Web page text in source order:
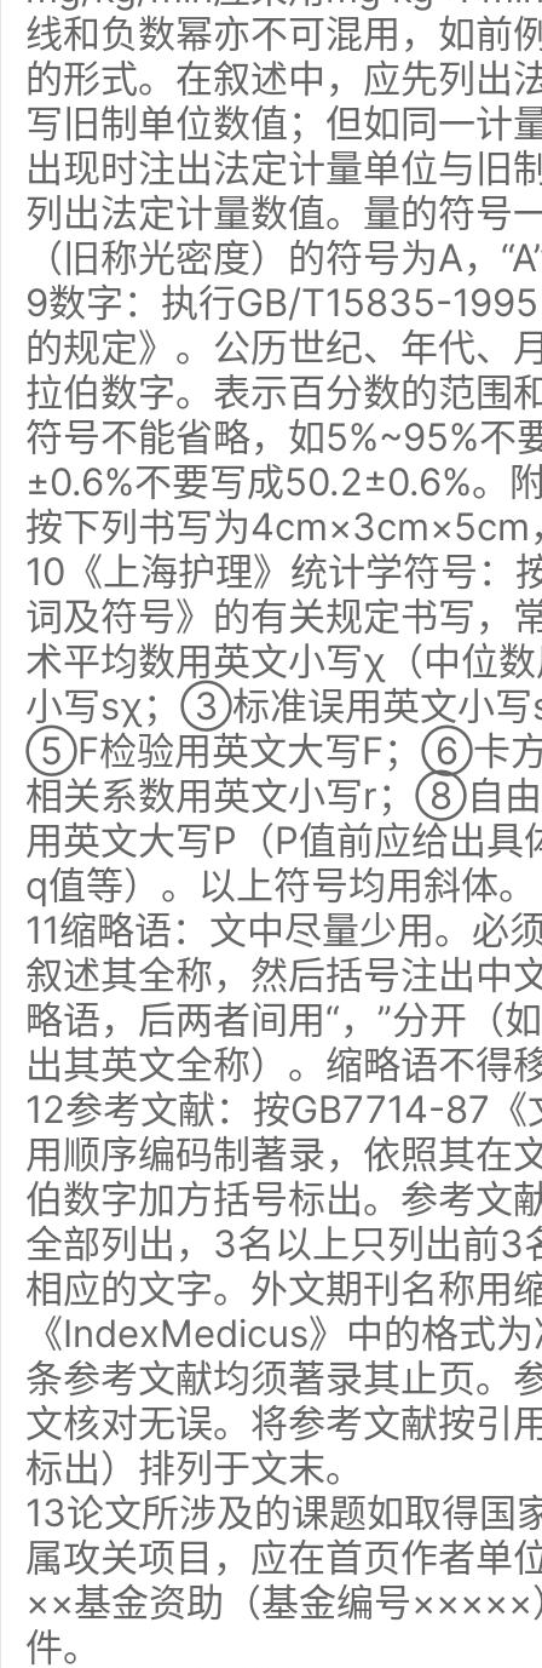
线和负数幂亦不可混用，如前
的形式。在叙述中，应先列出
写旧制单位数值；但如同一计
出现时注出法定计量单位与旧
列出法定计量数值。量的符号
（旧称光密度）的符号为A，
9数字：执行GB/T15835-
的规定》。公历世纪、年代、
拉伯数字。表示百分数的范围
符号不能省略，如5%~95%不
±0.6%不要写成50.2±0.6%。
按下列书写为
10《上海护理》统计学符号
词及符号》的有关规定书写
术平均数用英文小写χ（中位
小写sχ；③标准误用英文小
⑤F检验用英文大写F；⑥卡
相关系数用英文小写r；⑧自
用英文大写P（P值前应给出
q值等）。以上符号均用斜体。
11缩略语：文中尽量少用。必
叙述其全称，然后括号注出中
略语，后两者间用“，”分开（
出其英文全称）。缩略语不得
12参考文献：按GB7714-87
用顺序编码制著录，依照其在
伯数字加方括号标出。参考文
全部列出，3名以上只列出前3
相应的文字。外文期刊名称用
《IndexMedicus》中的格式
条参考文献均须著录其止页。
文核对无误。将参考文献按引
标出）排列于文末。
13论文所涉及的课题如取得国
属攻关项目，应在首页作者单
××基金资助（基金编号×××××
件。